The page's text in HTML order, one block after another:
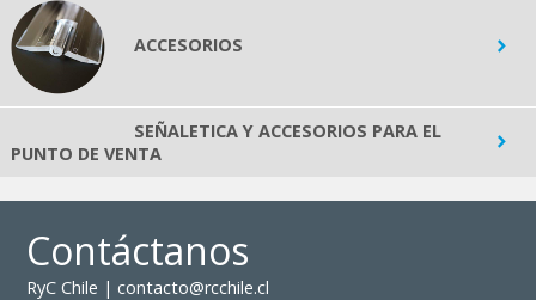
ACCESORIOS
SEÑALETICA Y ACCESORIOS PARA EL
PUNTO DE VENTA
Contáctanos
RyC Chile | contacto@rcchile.cl